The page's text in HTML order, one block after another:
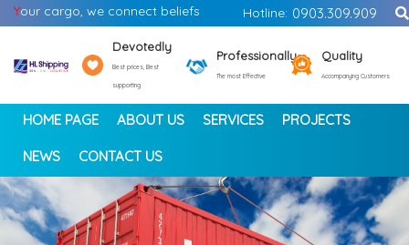
Your cargo, we connect beliefs Hotline: 0903.309.909
Devotedly
Best prices, Best
supporting
Professionally
The most Effective
Quality
Accompanying Customers
HOME PAGE ABOUT US SERVICES PROJECTS
NEWS CONTACT US